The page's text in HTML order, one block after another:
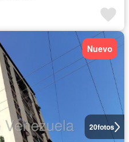
20fotos
Nuevo